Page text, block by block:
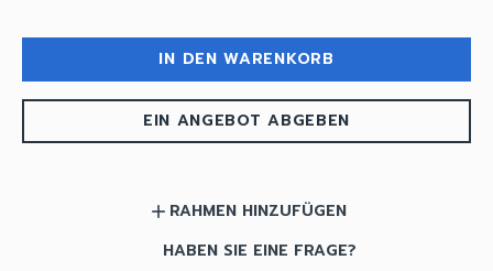
IN DEN WARENKORB
EIN ANGEBOT ABGEBEN
add RAHMEN HINZUFÜGEN
HABEN SIE EINE FRAGE?